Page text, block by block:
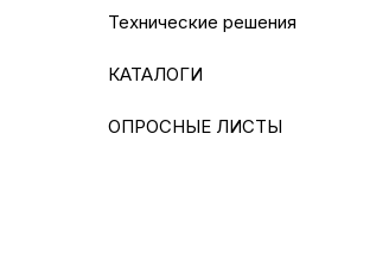
Технические решения
КАТАЛОГИ
ОПРОСНЫЕ ЛИСТЫ